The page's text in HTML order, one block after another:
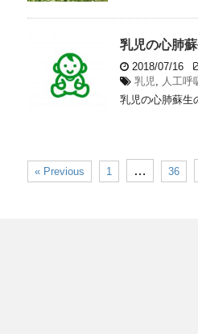
乳児の心肺
2018/07/16
乳児, 人工呼
乳児の心肺蘇生
« Previous 1 … 36